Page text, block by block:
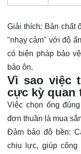
Giải thích: Bản chất
"nhạy cảm" với độ
có biện pháp bảo
bảo ôn.
Vì sao việc
cực kỳ quan
Việc chọn ống
đơn thuần là mua
Đảm bảo độ bền:
chịu lực, giúp công